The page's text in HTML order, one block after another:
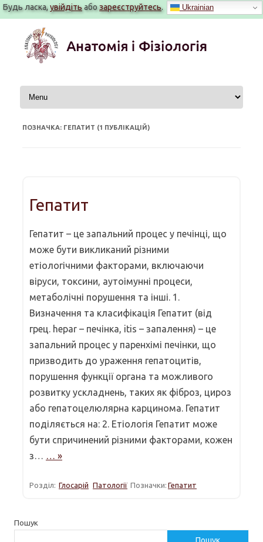
Будь ласка,увійдітьабозареєструйтесь.
вмісту
ПОЗНАЧКА: ГЕПАТИТ (1 ПУБЛІКАЦІЙ)
Гепатит
Гепатит – це запальний процес у печінці, що
може бути викликаний різними
етіологічними факторами, включаючи
віруси, токсини, аутоімунні процеси,
метаболічні порушення та інші. 1.
Визначення та класифікація Гепатит (від
грец. hepar – печінка, itis – запалення) – це
запальний процес у паренхімі печінки, що
призводить до ураження гепатоцитів,
порушення функції органа та можливого
розвитку ускладнень, таких як фіброз, цироз
або гепатоцелюлярна карцинома. Гепатит
поділяється на: 2. Етіологія Гепатит може
бути спричинений різними факторами, кожен
з… … »
Розділ: Глосарій Патології Позначки: Гепатит
Пошук
Ukrainian